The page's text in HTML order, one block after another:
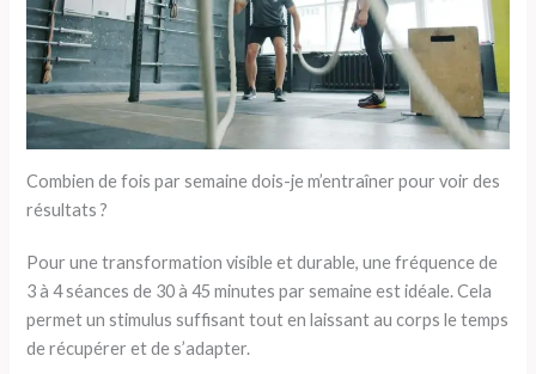
Combien de fois par semaine dois-je m’entraîner pour voir des
résultats ?
Pour une transformation visible et durable, une fréquence de
3 à 4 séances de 30 à 45 minutes par semaine est idéale. Cela
permet un stimulus suffisant tout en laissant au corps le temps
de récupérer et de s’adapter.